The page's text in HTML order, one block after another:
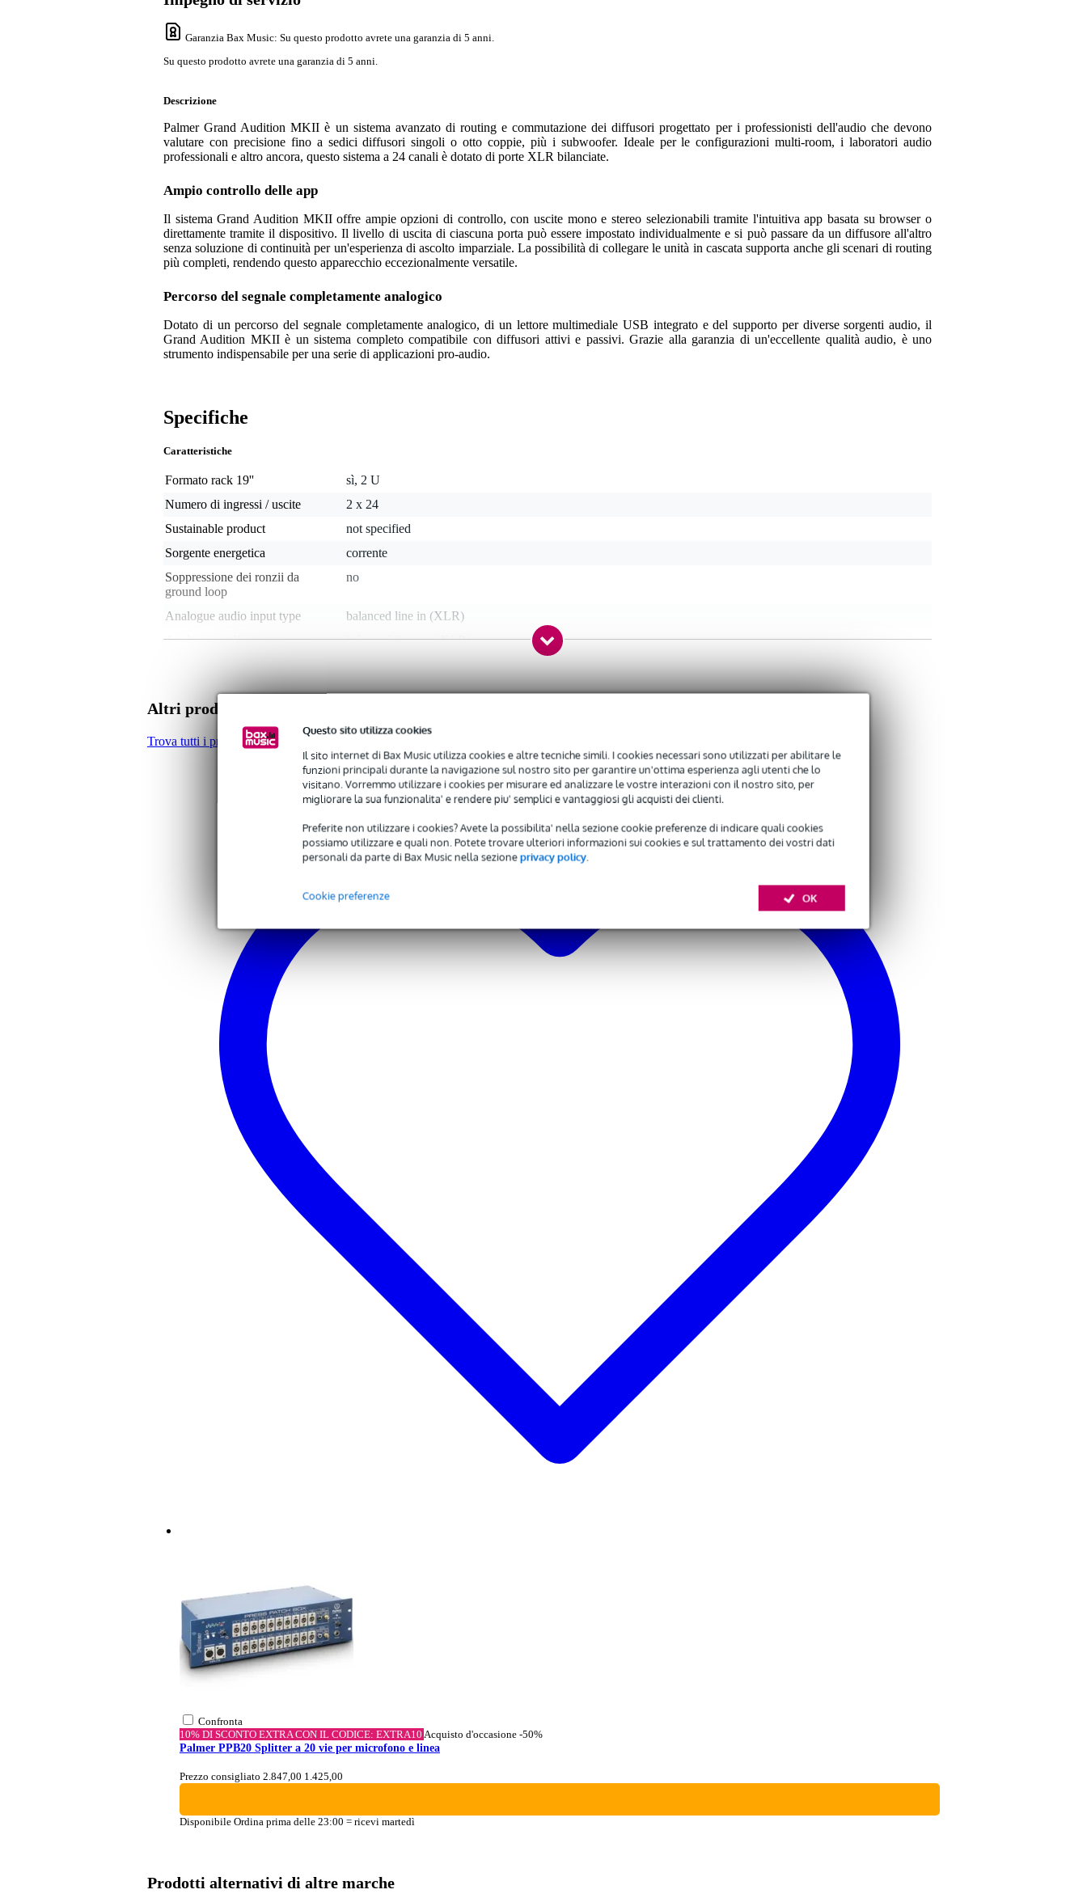
Questo sito utilizza cookies
Il sito internet di Bax Music utilizza cookies e altre tecniche simili. I cookies necessari sono utilizzati per abilitare le
funzioni principali durante la navigazione sul nostro sito per garantire un'ottima esperienza agli utenti che lo
visitano. Vorremmo utilizzare i cookies per misurare ed analizzare le vostre interazioni con il nostro sito, per
migliorare la sua funzionalita' e rendere piu' semplici e vantaggiosi gli acquisti dei clienti.
Preferite non utilizzare i cookies? Avete la possibilita' nella sezione cookie preferenze di indicare quali cookies
possiamo utilizzare e quali non. Potete trovare ulteriori informazioni sui cookies e sul trattamento dei vostri dati
personali da parte di Bax Music nella sezioneprivacy policy.
OK
Cookie preferenze
Garanzia Bax Music: Su questo prodotto avrete una garanzia di 5 anni.
Su questo prodotto avrete una garanzia di 5 anni.
Descrizione
Palmer Grand Audition MKII è un sistema avanzato di routing e commutazione dei diffusori progettato per i professionisti dell'audio che devono
valutare con precisione fino a sedici diffusori singoli o otto coppie, più i subwoofer. Ideale per le configurazioni multi-room, i laboratori audio
professionali e altro ancora, questo sistema a 24 canali è dotato di porte XLR bilanciate.
Ampio controllo delle app
Il sistema Grand Audition MKII offre ampie opzioni di controllo, con uscite mono e stereo selezionabili tramite l'intuitiva app basata su browser o
direttamente tramite il dispositivo. Il livello di uscita di ciascuna porta può essere impostato individualmente e si può passare da un diffusore all'altro
senza soluzione di continuità per un'esperienza di ascolto imparziale. La possibilità di collegare le unità in cascata supporta anche gli scenari di routing
più completi, rendendo questo apparecchio eccezionalmente versatile.
Percorso del segnale completamente analogico
Dotato di un percorso del segnale completamente analogico, di un lettore multimediale USB integrato e del supporto per diverse sorgenti audio, il
Grand Audition MKII è un sistema completo compatibile con diffusori attivi e passivi. Grazie alla garanzia di un'eccellente qualità audio, è uno
strumento indispensabile per una serie di applicazioni pro-audio.
Specifiche
Caratteristiche
Formato rack 19''
sì, 2 U
Numero di ingressi / uscite
2 x 24
Sustainable product
not specified
Sorgente energetica
corrente
Soppressione dei ronzii da
ground loop
no
Analogue audio input type
balanced line in (XLR)
Analogue audio output type
balanced line out (XLR)
Peso e dimensioni imballaggio incluso
(imballaggio incluso)
8,5 kg
Dimensioni
(imballaggio incluso) 61,0 x 37,5 x 21,5 cm
24 uscite di linea bilanciate commutabili
software di controllo intuitivo basato su browser
controllo individuale del livello su ogni uscita
utilizzabile per la distribuzione audio in più stanze
cambio di canale istantaneo senza rumore o interferenze
Ingressi di linea XLR e lettore multimediale USB integrato
è possibile collegare fino a tre dispositivi
consumo di energia: 65 W
alloggiamento in metallo
dimensioni: 482,6 x 89,4 x 282,3 mm
peso: 5,7 kg
Altri prodotti di Palmer
Trova tutti i prodotti del marchio Palmer
Confronta
10% DI SCONTO EXTRA CON IL CODICE: EXTRA10 Acquisto d'occasione -50%
Palmer PPB20 Splitter a 20 vie per microfono e linea
Prezzo consigliato 2.847,00 1.425,00
Disponibile Ordina prima delle 23:00 = ricevi martedì
Prodotti alternativi di altre marche